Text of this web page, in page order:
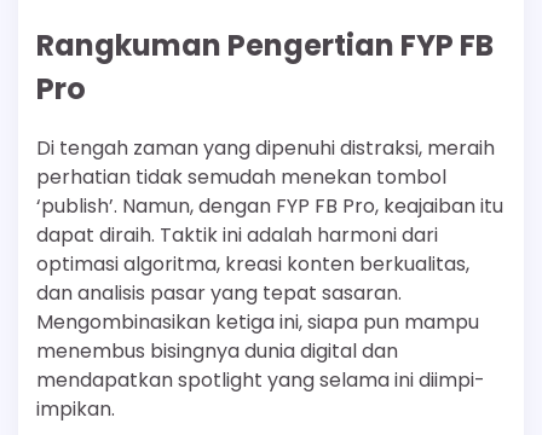
Rangkuman Pengertian FYP FB
Pro
Di tengah zaman yang dipenuhi distraksi, meraih
perhatian tidak semudah menekan tombol
‘publish’. Namun, dengan FYP FB Pro, keajaiban itu
dapat diraih. Taktik ini adalah harmoni dari
optimasi algoritma, kreasi konten berkualitas,
dan analisis pasar yang tepat sasaran.
Mengombinasikan ketiga ini, siapa pun mampu
menembus bisingnya dunia digital dan
mendapatkan spotlight yang selama ini diimpi-
impikan.